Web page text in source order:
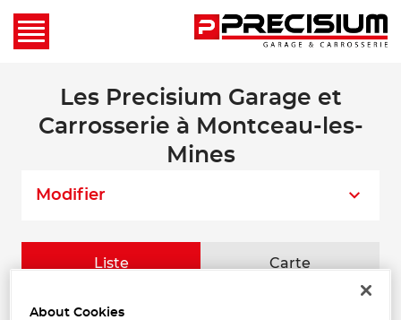
Les Precisium Garage et
Carrosserie à Montceau-les-
Mines
Modifier
Liste Carte
About Cookies